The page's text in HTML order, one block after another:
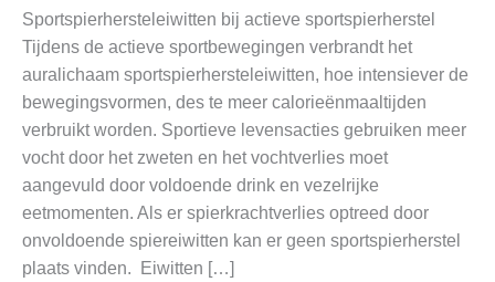
Sportspierhersteleiwitten bij actieve sportspierherstel
Tijdens de actieve sportbewegingen verbrandt het
auralichaam sportspierhersteleiwitten, hoe intensiever de
bewegingsvormen, des te meer calorieënmaaltijden
verbruikt worden. Sportieve levensacties gebruiken meer
vocht door het zweten en het vochtverlies moet
aangevuld door voldoende drink en vezelrijke
eetmomenten. Als er spierkrachtverlies optreed door
onvoldoende spiereiwitten kan er geen sportspierherstel
plaats vinden. Eiwitten […]
en
sportvoeding